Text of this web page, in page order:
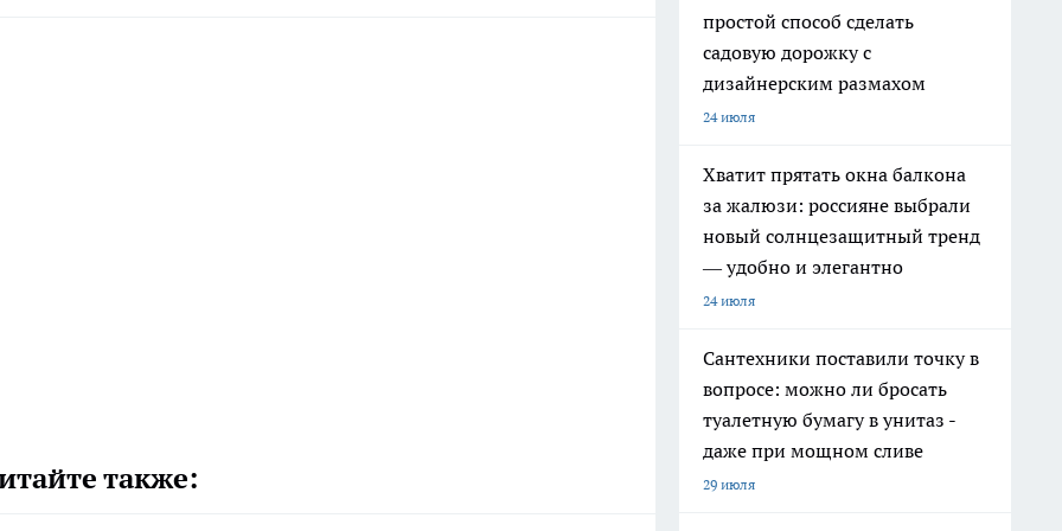
также:
простой способ сделать
садовую дорожку с
дизайнерским размахом
24 июля
Хватит прятать окна балкона
за жалюзи: россияне выбрали
новый солнцезащитный тренд
— удобно и элегантно
24 июля
Сантехники поставили точку в
вопросе: можно ли бросать
туалетную бумагу в унитаз -
даже при мощном сливе
29 июля